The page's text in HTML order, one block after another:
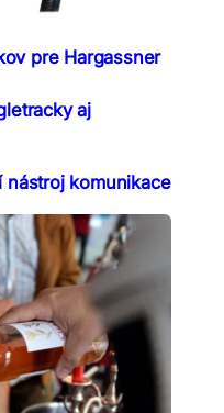
pre Hargassner
aj
nástroj komunikace